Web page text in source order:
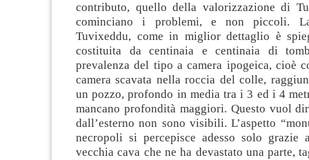
contributo, quello della valorizzazione di
cominciano i problemi, e non piccoli.
Tuvixeddu, come in miglior dettaglio è
costituita da centinaia e centinaia di
prevalenza del tipo a camera ipogeica, cioè
camera scavata nella roccia del colle,
un pozzo, profondo in media tra i 3 ed i 4
mancano profondità maggiori. Questo vuol
dall’esterno non sono visibili. L’aspetto
necropoli si percepisce adesso solo grazie
vecchia cava che ne ha devastato una parte,